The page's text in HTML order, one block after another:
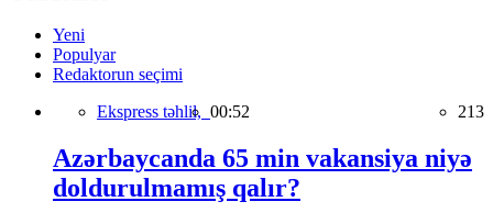
Yeni
Populyar
Redaktorun seçimi
Ekspress təhlil, 00:52 213
Azərbaycanda 65 min vakansiya niyə
doldurulmamış qalır?